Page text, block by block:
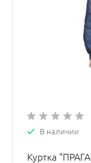
В наличии
Куртка